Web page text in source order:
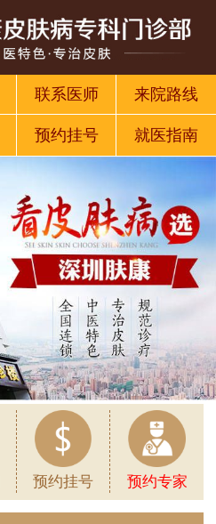
联系医师 来院路线
预约挂号 就医指南
预约挂号 预约专家